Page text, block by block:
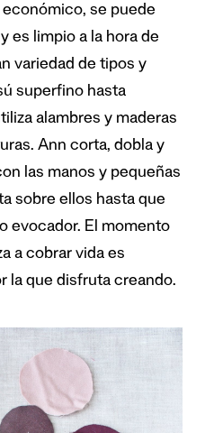
se puede
es limpio a la hora de
variedad de tipos y
superfino hasta
alambres y maderas
Ann corta, dobla y
las manos y pequeñas
sobre ellos hasta que
evocador. El momento
a cobrar vida es
la que disfruta creando.